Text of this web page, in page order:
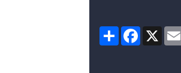
PartagerFacebook
X